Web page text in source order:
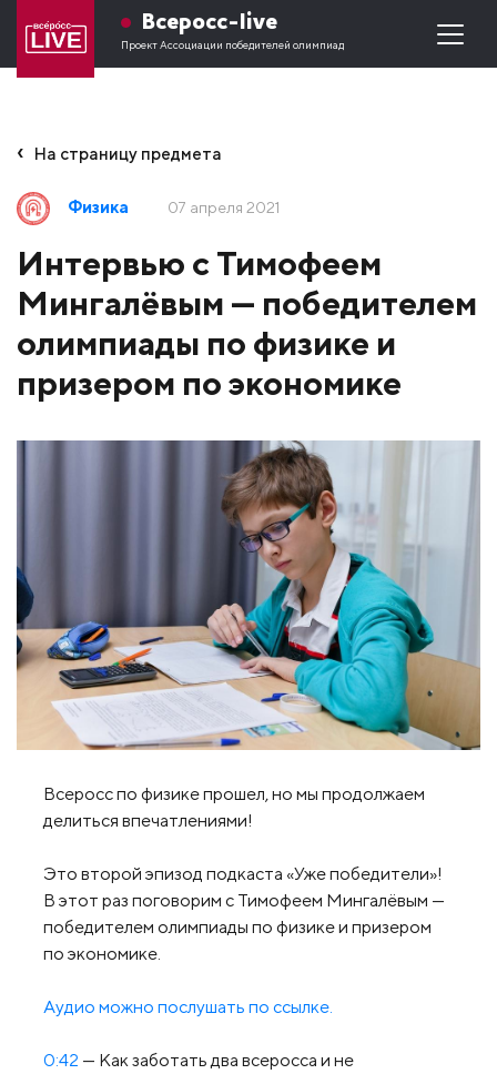
Всеросс-live
Проект Ассоциации победителей олимпиад
На страницу предмета
Физика 07 апреля 2021
Интервью с Тимофеем
Мингалёвым — победителем
олимпиады по физике и
призером по экономике
Всеросс по физике прошел, но мы продолжаем
делиться впечатлениями!
Это второй эпизод подкаста «Уже победители»!
В этот раз поговорим с Тимофеем Мингалёвым —
победителем олимпиады по физике и призером
по экономике.
Аудио можно послушать по ссылке.
0:42 — Как заботать два всеросса и не